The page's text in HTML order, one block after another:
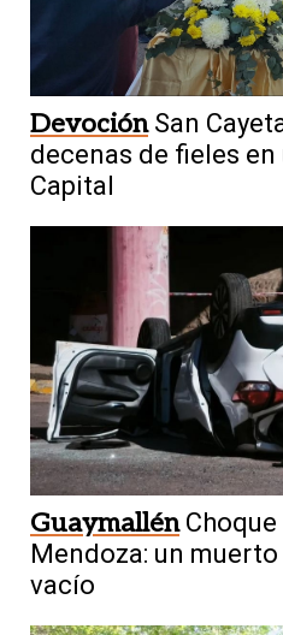
Devoción San
decenas de fieles
Capital
Guaymallén
Mendoza: un
vacío